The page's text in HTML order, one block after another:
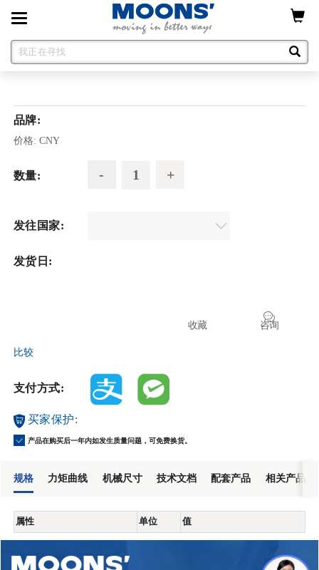
Toggle
navigation
品牌:
价格: CNY
数量:
发往国家:
发货日:
咨询
收藏
比较
支付方式:
买家保护:
产品在购买后一年内如发生质量问题，可免费换货。
规格 力矩曲线 机械尺寸 技术文档 配套产品 相关产品
属性 单位 值